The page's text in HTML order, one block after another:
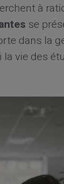
à
se
dans la
vie des